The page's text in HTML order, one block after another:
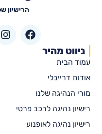
הרישיון
ניווט מהיר
עמוד הבית
אודות דרייבלי
מורי הנהיגה שלנו
רישיון נהיגה לרכב פרטי
רישיון נהיגה לאופנוע